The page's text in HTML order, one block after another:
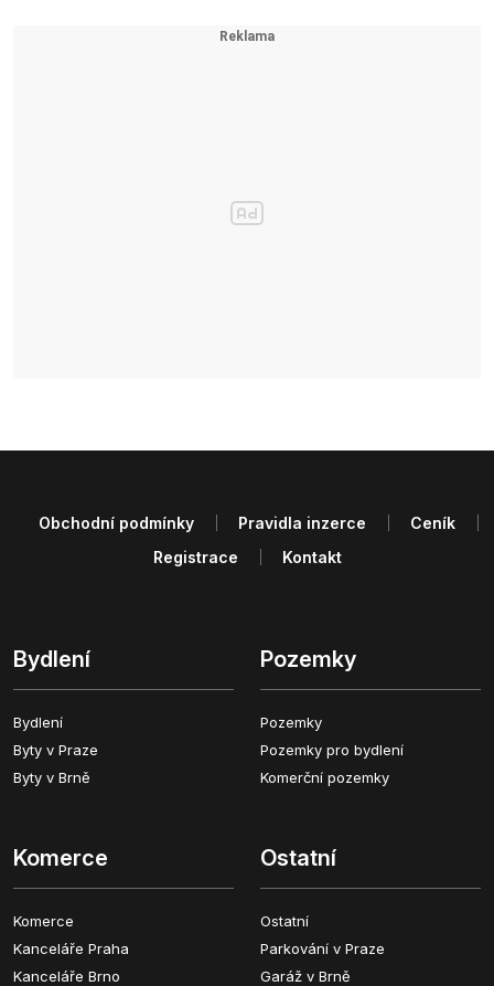
Bydlení
Bydlení
Byty v Praze
Byty v Brně
Pozemky
Pozemky
Pozemky pro bydlení
Komerční pozemky
Komerce
Komerce
Kanceláře Praha
Kanceláře Brno
Ostatní
Ostatní
Parkování v Praze
Garáž v Brně
Obchodní podmínky Pravidla inzerce
Ceník
Registrace
Kontakt